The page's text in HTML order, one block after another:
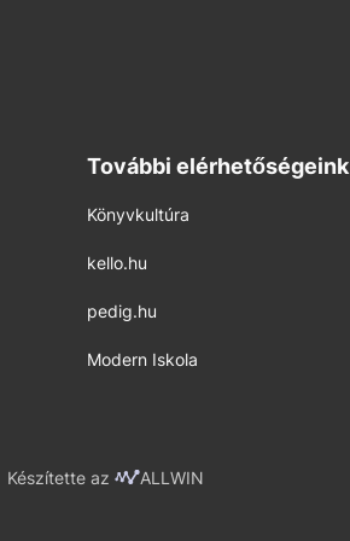
További elérhetőségeink
Könyvkultúra
kello.hu
pedig.hu
Modern Iskola
Készítette az ALLWIN